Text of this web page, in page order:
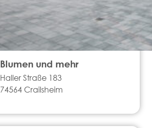
Blumen und mehr
Haller Straße 183
74564 Crailsheim